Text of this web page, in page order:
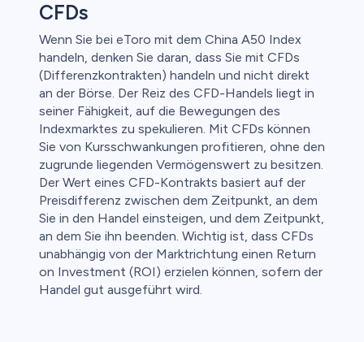
CFDs
Wenn Sie bei eToro mit dem China A50 Index
handeln, denken Sie daran, dass Sie mit CFDs
(Differenzkontrakten) handeln und nicht direkt
an der Börse. Der Reiz des CFD-Handels liegt in
seiner Fähigkeit, auf die Bewegungen des
Indexmarktes zu spekulieren. Mit CFDs können
Sie von Kursschwankungen profitieren, ohne den
zugrunde liegenden Vermögenswert zu besitzen.
Der Wert eines CFD-Kontrakts basiert auf der
Preisdifferenz zwischen dem Zeitpunkt, an dem
Sie in den Handel einsteigen, und dem Zeitpunkt,
an dem Sie ihn beenden. Wichtig ist, dass CFDs
unabhängig von der Marktrichtung einen Return
on Investment (ROI) erzielen können, sofern der
Handel gut ausgeführt wird.